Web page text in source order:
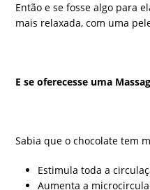
Então e se fosse algo para
mais relaxada, com uma
E se oferecesse uma
Sabia que o chocolate tem
Estimula toda a
Aumenta a